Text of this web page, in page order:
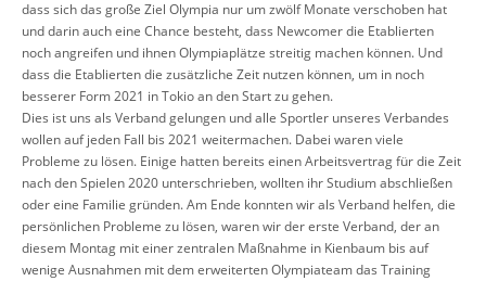
dass sich das große Ziel Olympia nur um zwölf Monate verschoben hat
und darin auch eine Chance besteht, dass Newcomer die Etablierten
noch angreifen und ihnen Olympiaplätze streitig machen können. Und
dass die Etablierten die zusätzliche Zeit nutzen können, um in noch
besserer Form 2021 in Tokio an den Start zu gehen.
Dies ist uns als Verband gelungen und alle Sportler unseres Verbandes
wollen auf jeden Fall bis 2021 weitermachen. Dabei waren viele
Probleme zu lösen. Einige hatten bereits einen Arbeitsvertrag für die Zeit
nach den Spielen 2020 unterschrieben, wollten ihr Studium abschließen
oder eine Familie gründen. Am Ende konnten wir als Verband helfen, die
persönlichen Probleme zu lösen, waren wir der erste Verband, der an
diesem Montag mit einer zentralen Maßnahme in Kienbaum bis auf
wenige Ausnahmen mit dem erweiterten Olympiateam das Training